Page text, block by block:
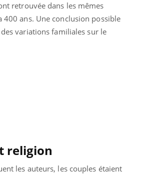
retrouvée dans les mêmes
ans. Une conclusion possible
variations familiales sur le
religion
les auteurs, les couples étaient